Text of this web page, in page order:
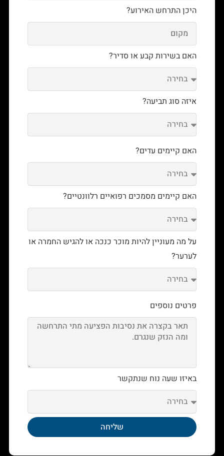
היכן התרחש האירוע?
האם בשירות קבע או סדיר?
איזה סוג תביעה?
האם קיימים עדים?
האם קיימים מסמכים רפואיים רלוונטיים?
על מה מעוניין להיות מוכר כנכה או להגיש החמרה או
לערער?
פרטים נוספים
באיזו שעה נוח שנתקשר
שליחה